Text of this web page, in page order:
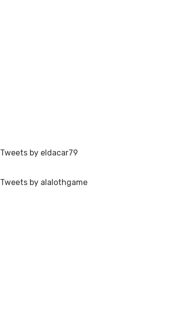
Tweets by eldacar79
Tweets by alalothgame